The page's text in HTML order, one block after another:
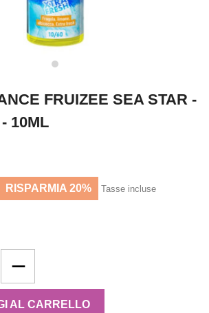
FRUIZEE SEA STAR -
10ML
RISPARMIA 20% Tasse incluse
AL CARRELLO